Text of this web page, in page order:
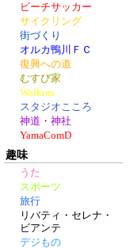
ビーチサッカー
サイクリング
街づくり
オルカ鴨川ＦＣ
復興への道
むすび家
Walkins
スタジオこころ
神道・神社
YamaComD
趣味
うた
スポーツ
旅行
リバティ・セレナ・
ビアンテ
デジもの